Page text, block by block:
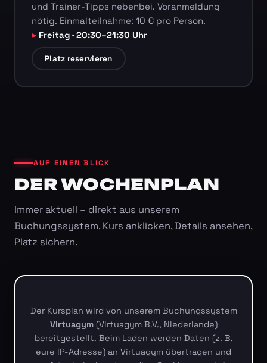
und Trainer-Tipps nebenbei. Voranmeldung
nötig. Einmalteilnahme: 10 € pro Person.
Freitag · 20:30–21:30 Uhr
Platz reservieren
AUF EINEN BLICK
DER WOCHENPLAN
Immer aktuell – direkt aus unserem
Buchungssystem. Kurs anklicken, Details ansehen,
Platz sichern.
Der Kursplan wird von unserem Buchungssystem
Virtuagym(Virtuagym B.V., Niederlande)
bereitgestellt. Beim Laden werden Daten (z. B.
eure IP-Adresse) an Virtuagym übertragen und